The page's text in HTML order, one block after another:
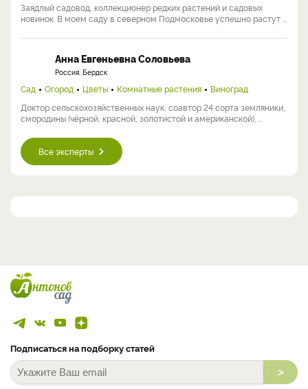
Заядлый садовод, коллекционер редких растений и садовых
новинок. В моем саду в северном Подмосковье успешно растут ...
Анна Евгеньевна Соловьева
Россия, Бердск
Сад Огород Цветы Комнатные растения
Виноград
Доктор сельскохозяйственных наук, соавтор 24 сорта земляники,
смородины (чёрной, красной, золотистой и американской), ...
Все эксперты
Подписаться на подборку статей
>